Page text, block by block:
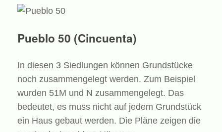
Pueblo 50 (Cincuenta)
In diesen 3 Siedlungen können Grundstücke
noch zusammengelegt werden. Zum Beispiel
wurden 51M und N zusammengelegt. Das
bedeutet, es muss nicht auf jedem Grundstück
ein Haus gebaut werden. Die Pläne zeigen die